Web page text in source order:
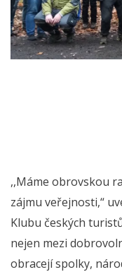
,,Máme obrovskou
zájmu veřejnosti,“
Klubu českých
nejen mezi
obracejí spolky,